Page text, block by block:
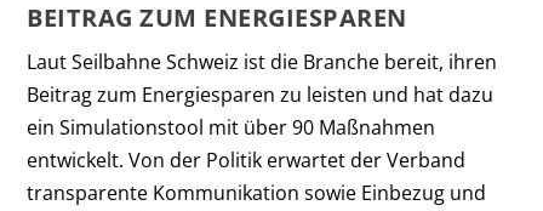
BEITRAG ZUM ENERGIESPAREN
Laut Seilbahne Schweiz ist die Branche bereit, ihren
Beitrag zum Energiesparen zu leisten und hat dazu
ein Simulationstool mit über 90 Maßnahmen
entwickelt. Von der Politik erwartet der Verband
transparente Kommunikation sowie Einbezug und